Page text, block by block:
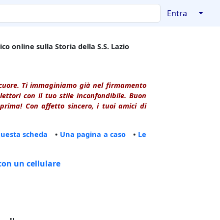
Entra ↓
online sulla Storia della S.S. Lazio
Ti immaginiamo già nel firmamento
con il tuo stile inconfondibile. Buon
Con affetto sincero, i tuoi amici di
scheda • Una pagina a caso • Le
un cellulare